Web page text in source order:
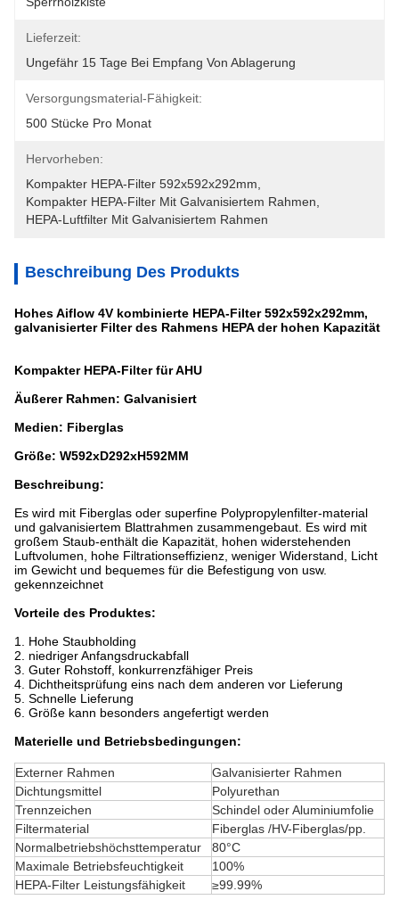
Lieferzeit:
Ungefähr 15 Tage Bei Empfang Von Ablagerung
Versorgungsmaterial-Fähigkeit:
500 Stücke Pro Monat
Hervorheben:
Kompakter HEPA-Filter 592x592x292mm
Kompakter HEPA-Filter Mit Galvanisiertem Rahmen
HEPA-Luftfilter Mit Galvanisiertem Rahmen
Beschreibung Des Produkts
Hohes Aiflow 4V kombinierte HEPA-Filter 592x592x292mm,
galvanisierter Filter des Rahmens HEPA der hohen Kapazität
Kompakter HEPA-Filter für AHU
Äußerer Rahmen: Galvanisiert
Medien: Fiberglas
Größe: W592xD292xH592MM
Beschreibung:
Es wird mit Fiberglas oder superfine Polypropylenfilter-material
und galvanisiertem Blattrahmen zusammengebaut. Es wird mit
großem Staub-enthält die Kapazität, hohen widerstehenden
Luftvolumen, hohe Filtrationseffizienz, weniger Widerstand, Licht
im Gewicht und bequemes für die Befestigung von usw.
gekennzeichnet
Vorteile des Produktes:
1. Hohe Staubholding
2. niedriger Anfangsdruckabfall
3. Guter Rohstoff, konkurrenzfähiger Preis
4. Dichtheitsprüfung eins nach dem anderen vor Lieferung
5. Schnelle Lieferung
6. Größe kann besonders angefertigt werden
Materielle und Betriebsbedingungen:
Externer Rahmen
Galvanisierter Rahmen
Dichtungsmittel
Polyurethan
Trennzeichen
Schindel oder Aluminiumfolie
Filtermaterial
Fiberglas /HV-Fiberglas/pp.
Normalbetriebshöchsttemperatur
80°C
Maximale Betriebsfeuchtigkeit
100%
HEPA-Filter Leistungsfähigkeit
≥99.99%